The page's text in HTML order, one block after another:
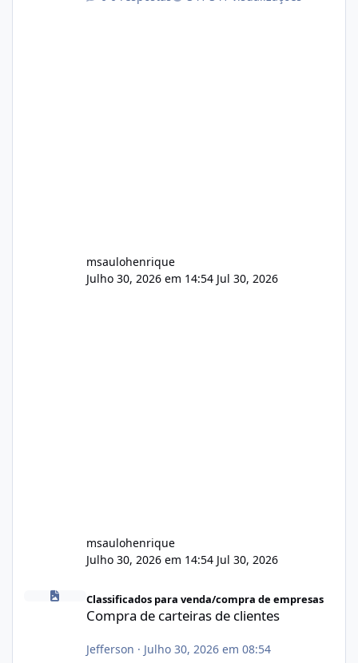
atualmente em circulação e comercialização
msaulohenrique
Julho 30, 2026 em 14:54 Jul 30, 2026
msaulohenrique
Julho 30, 2026 em 14:54 Jul 30, 2026
Compra de carteiras de clientes
Classificados para venda/compra de empresas
Compra de carteiras de clientes
Jefferson · Julho 30, 2026 em 08:54